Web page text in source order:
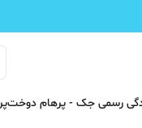
رسمی جک - پرهام دوخت